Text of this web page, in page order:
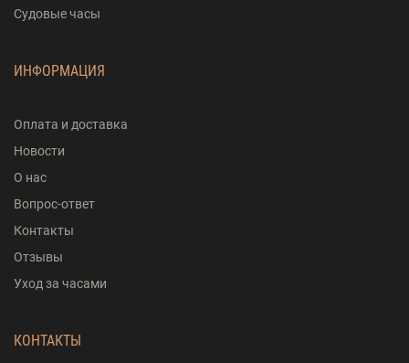
Судовые часы
ИНФОРМАЦИЯ
Оплата и доставка
Новости
О нас
Вопрос-ответ
Контакты
Отзывы
Уход за часами
КОНТАКТЫ